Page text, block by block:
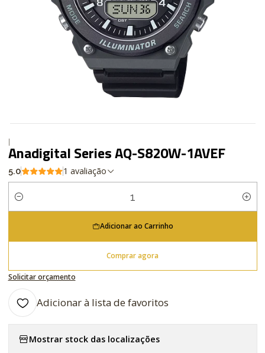
|
Anadigital Series AQ-S820W-1AVEF
5.0 1 avaliação
Quantidade
Adicionar ao Carrinho
Comprar agora
Solicitar orçamento
Adicionar à lista de favoritos
Mostrar stock das localizações